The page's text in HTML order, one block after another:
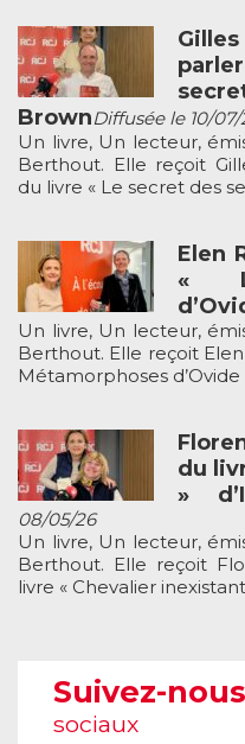
BrownDiffusée le 10/07/
Un livre, Un lecteur,
Berthout. Elle reçoit
du livre « Le secret des
Elen
«
Un livre, Un lecteur,
Berthout. Elle reçoit
Métamorphoses d’Ovide
du
»
08/05/26
Un livre, Un lecteur,
Berthout. Elle reçoit
livre « Chevalier inexistant
Suivez-nous
sociaux